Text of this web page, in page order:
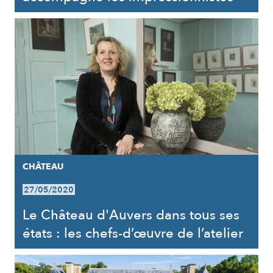
CHÂTEAU
27/05/2020
Le Château d'Auvers dans tous ses
états : les chefs-d’œuvre de l’atelier